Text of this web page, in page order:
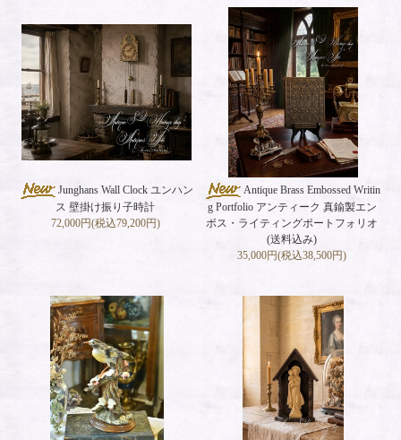
Junghans Wall Clock ユンハン
ス 壁掛け振り子時計
72,000円(税込79,200円)
Antique Brass Embossed Writin
g Portfolio アンティーク 真鍮製エン
ボス・ライティングポートフォリオ
(送料込み)
35,000円(税込38,500円)